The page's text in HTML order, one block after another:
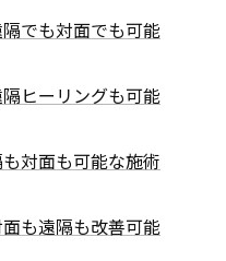
でも対面でも可能
ヒーリングも可能
対面も可能な施術
も遠隔も改善可能